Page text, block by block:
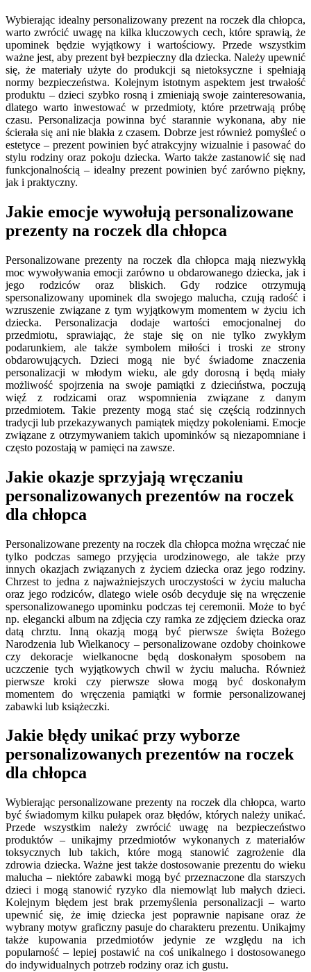
Wybierając idealny personalizowany prezent na roczek dla chłopca,
warto zwrócić uwagę na kilka kluczowych cech, które sprawią, że
upominek będzie wyjątkowy i wartościowy. Przede wszystkim
ważne jest, aby prezent był bezpieczny dla dziecka. Należy upewnić
się, że materiały użyte do produkcji są nietoksyczne i spełniają
normy bezpieczeństwa. Kolejnym istotnym aspektem jest trwałość
produktu – dzieci szybko rosną i zmieniają swoje zainteresowania,
dlatego warto inwestować w przedmioty, które przetrwają próbę
czasu. Personalizacja powinna być starannie wykonana, aby nie
ścierała się ani nie blakła z czasem. Dobrze jest również pomyśleć o
estetyce – prezent powinien być atrakcyjny wizualnie i pasować do
stylu rodziny oraz pokoju dziecka. Warto także zastanowić się nad
funkcjonalnością – idealny prezent powinien być zarówno piękny,
jak i praktyczny.
Jakie emocje wywołują personalizowane
prezenty na roczek dla chłopca
Personalizowane prezenty na roczek dla chłopca mają niezwykłą
moc wywoływania emocji zarówno u obdarowanego dziecka, jak i
jego rodziców oraz bliskich. Gdy rodzice otrzymują
spersonalizowany upominek dla swojego malucha, czują radość i
wzruszenie związane z tym wyjątkowym momentem w życiu ich
dziecka. Personalizacja dodaje wartości emocjonalnej do
przedmiotu, sprawiając, że staje się on nie tylko zwykłym
podarunkiem, ale także symbolem miłości i troski ze strony
obdarowujących. Dzieci mogą nie być świadome znaczenia
personalizacji w młodym wieku, ale gdy dorosną i będą miały
możliwość spojrzenia na swoje pamiątki z dzieciństwa, poczują
więź z rodzicami oraz wspomnienia związane z danym
przedmiotem. Takie prezenty mogą stać się częścią rodzinnych
tradycji lub przekazywanych pamiątek między pokoleniami. Emocje
związane z otrzymywaniem takich upominków są niezapomniane i
często pozostają w pamięci na zawsze.
Jakie okazje sprzyjają wręczaniu
personalizowanych prezentów na roczek
dla chłopca
Personalizowane prezenty na roczek dla chłopca można wręczać nie
tylko podczas samego przyjęcia urodzinowego, ale także przy
innych okazjach związanych z życiem dziecka oraz jego rodziny.
Chrzest to jedna z najważniejszych uroczystości w życiu malucha
oraz jego rodziców, dlatego wiele osób decyduje się na wręczenie
spersonalizowanego upominku podczas tej ceremonii. Może to być
np. elegancki album na zdjęcia czy ramka ze zdjęciem dziecka oraz
datą chrztu. Inną okazją mogą być pierwsze święta Bożego
Narodzenia lub Wielkanocy – personalizowane ozdoby choinkowe
czy dekoracje wielkanocne będą doskonałym sposobem na
uczczenie tych wyjątkowych chwil w życiu malucha. Również
pierwsze kroki czy pierwsze słowa mogą być doskonałym
momentem do wręczenia pamiątki w formie personalizowanej
zabawki lub książeczki.
Jakie błędy unikać przy wyborze
personalizowanych prezentów na roczek
dla chłopca
Wybierając personalizowane prezenty na roczek dla chłopca, warto
być świadomym kilku pułapek oraz błędów, których należy unikać.
Przede wszystkim należy zwrócić uwagę na bezpieczeństwo
produktów – unikajmy przedmiotów wykonanych z materiałów
toksycznych lub takich, które mogą stanowić zagrożenie dla
zdrowia dziecka. Ważne jest także dostosowanie prezentu do wieku
malucha – niektóre zabawki mogą być przeznaczone dla starszych
dzieci i mogą stanowić ryzyko dla niemowląt lub małych dzieci.
Kolejnym błędem jest brak przemyślenia personalizacji – warto
upewnić się, że imię dziecka jest poprawnie napisane oraz że
wybrany motyw graficzny pasuje do charakteru prezentu. Unikajmy
także kupowania przedmiotów jedynie ze względu na ich
popularność – lepiej postawić na coś unikalnego i dostosowanego
do indywidualnych potrzeb rodziny oraz ich gustu.